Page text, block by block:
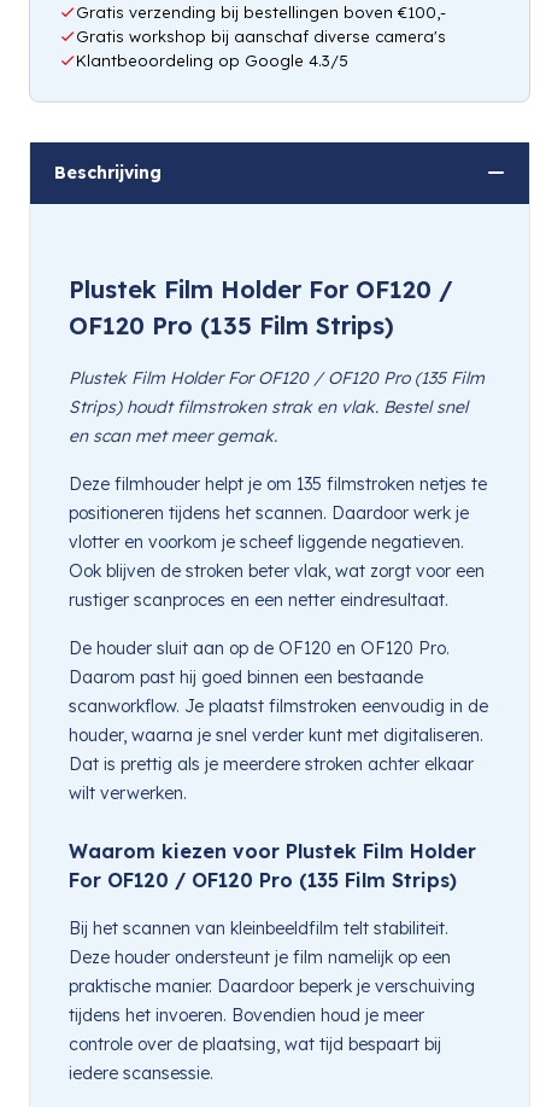
Gratis verzending bij bestellingen boven €100,-
Gratis workshop bij aanschaf diverse camera's
Klantbeoordeling op Google 4.3/5
Beschrijving
Plustek Film Holder For OF120 /
OF120 Pro (135 Film Strips)
Plustek Film Holder For OF120 / OF120 Pro (135 Film
Strips) houdt filmstroken strak en vlak. Bestel snel
en scan met meer gemak.
Deze filmhouder helpt je om 135 filmstroken netjes te
positioneren tijdens het scannen. Daardoor werk je
vlotter en voorkom je scheef liggende negatieven.
Ook blijven de stroken beter vlak, wat zorgt voor een
rustiger scanproces en een netter eindresultaat.
De houder sluit aan op de OF120 en OF120 Pro.
Daarom past hij goed binnen een bestaande
scanworkflow. Je plaatst filmstroken eenvoudig in de
houder, waarna je snel verder kunt met digitaliseren.
Dat is prettig als je meerdere stroken achter elkaar
wilt verwerken.
Waarom kiezen voor Plustek Film Holder
For OF120 / OF120 Pro (135 Film Strips)
Bij het scannen van kleinbeeldfilm telt stabiliteit.
Deze houder ondersteunt je film namelijk op een
praktische manier. Daardoor beperk je verschuiving
tijdens het invoeren. Bovendien houd je meer
controle over de plaatsing, wat tijd bespaart bij
iedere scansessie.